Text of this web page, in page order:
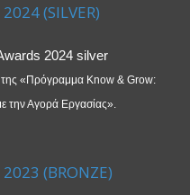
(SILVER)
της «Πρόγραμμα Know & Grow:
την Αγορά Εργασίας».
(BRONZE)